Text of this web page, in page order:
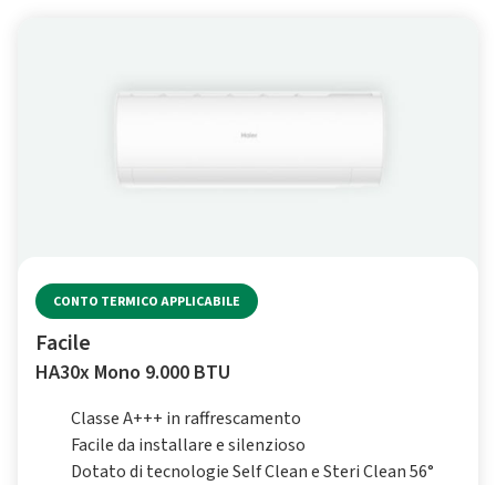
CONTO TERMICO APPLICABILE
Facile
HA30x Mono 9.000 BTU
Classe A+++ in raffrescamento
Facile da installare e silenzioso
Dotato di tecnologie Self Clean e Steri Clean 56°